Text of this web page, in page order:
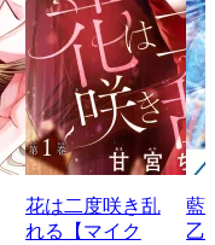
花は二度咲き乱
れる【マイク
藍
乙